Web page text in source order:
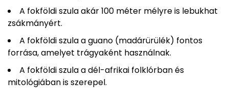
A fokföldi szula akár 100 méter mélyre is lebukhat
zsákmányért.
A fokföldi szula a guano (madárürülék) fontos
forrása, amelyet trágyaként használnak.
A fokföldi szula a dél-afrikai folklórban és
mitológiában is szerepel.